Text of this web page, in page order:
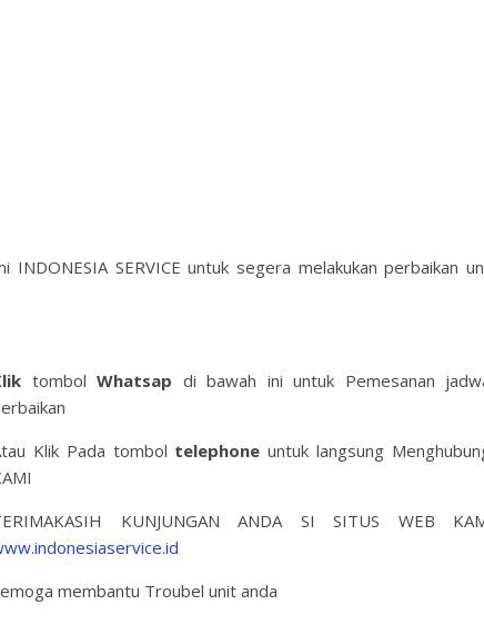
INDONESIA SERVICE untuk segera melakukan perbaikan
tombol Whatsap di bawah ini untuk Pemesanan
Klik Pada tombol telephone untuk langsung
KUNJUNGAN ANDA SI SITUS WEB
membantu Troubel unit anda